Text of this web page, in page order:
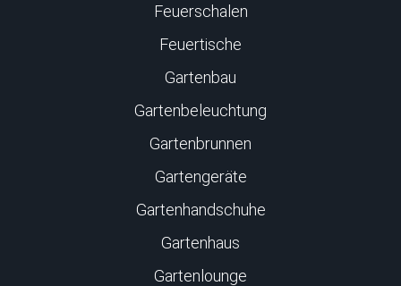
Feuerschalen
Feuertische
Gartenbau
Gartenbeleuchtung
Gartenbrunnen
Gartengeräte
Gartenhandschuhe
Gartenhaus
Gartenlounge